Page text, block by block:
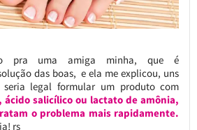
pra uma amiga minha, que é
das boas, e ela me explicou, uns
legal formular um produto com
salicílico ou lactato de amônia,
o problema mais rapidamente.
rs